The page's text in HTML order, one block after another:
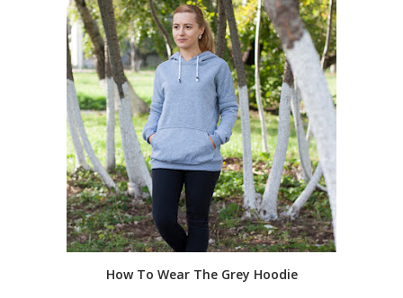
How To Wear The Grey Hoodie